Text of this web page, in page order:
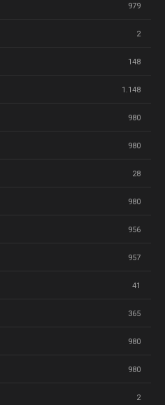
979
2
148
1.148
980
980
28
980
956
957
41
365
980
980
2